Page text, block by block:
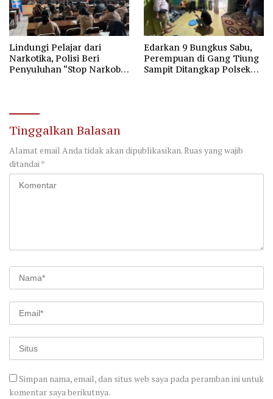
Lindungi Pelajar dari
Narkotika, Polisi Beri
Penyuluhan “Stop Narkoba”
Edarkan 9 Bungkus Sabu,
Perempuan di Gang Tiung
Sampit Ditangkap Polsek
Tinggalkan Balasan
Alamat email Anda tidak akan dipublikasikan.Ruas yang wajib
ditandai*
Simpan nama, email, dan situs web saya pada peramban ini untuk
komentar saya berikutnya.